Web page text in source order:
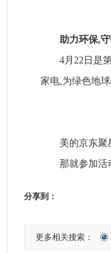
助力环保,守
4月22日是第
家电,为绿色地球
美的京东聚星
那就参加活动
分享到：
更多相关搜索：